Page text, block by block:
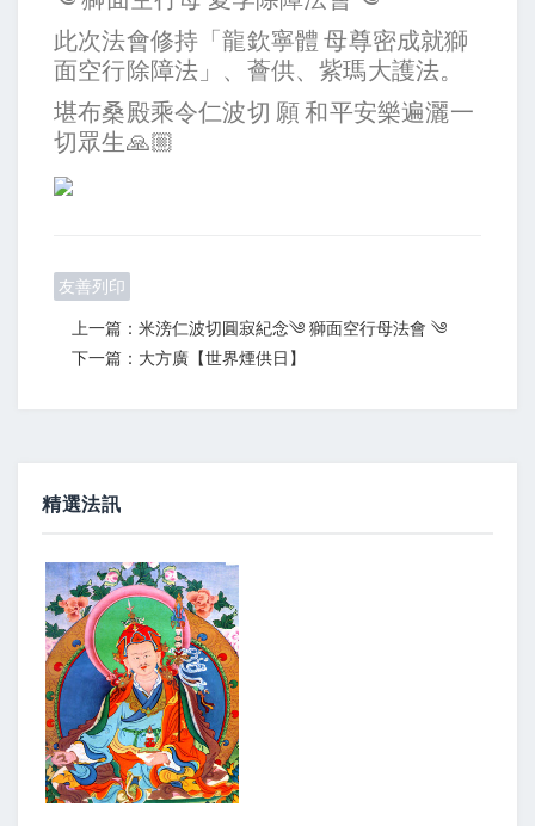
此次法會修持「龍欽寧體 母尊密成就獅
面空行除障法」、薈供、紫瑪大護法。
堪布桑殿乘令仁波切 願 和平安樂遍灑一
切眾生🙏🏼
友善列印
上一篇：米滂仁波切圓寂紀念༄ 獅面空行母法會 ༄
下一篇：大方廣【世界煙供日】
精選法訊